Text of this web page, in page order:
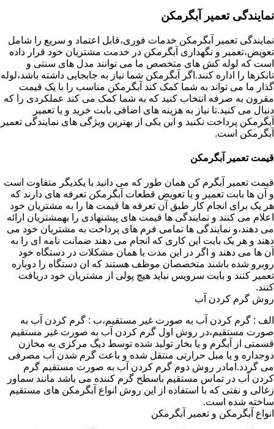
نمایندگی تعمیر آبگرمکن
نمایندگی تعمیر آبگرمکن خدمات فوری،قابل اعتماد و سریع را شامل
تعویض،تعمیر و نگهداری آبگرمکن در خدمت مشتریان خود قرار داده
است که لوله کش های متخصص ما می توانند مدل های سنتی و
تانکرها را اداره کنند.اگر آبگرمکن شما نیاز به جابجایی داشته باشد،لوله
گذار ما می تواند به شما کمک کند آبگرمکن مناسب را با یک قیمت
مقرون به صرفه انتخاب کنید که به شما کمک می کند عملکردی را که
دنبال می کنید.تا نیاز به هزینه های اضافی بابت خرید و یا تعمیر
آبگرمکن پرداخت نکنید و این یکی از بهترین ویژگی های نمایندگی تعمیر
آبگرمکن است.
قیمت تعمیر آبگرمکن
قیمت تعمیر آبگرم کن همان طور که می دانید با یکدیگر متفاوت است
و آن ها بابت تعمیر و یا تعویض قطعات آبگرمکن تعرفه های دارند که
هر یک برای انجام کار طبق آن تعرفه ها قیمت ها را به مشتریان خود
اعلام می کنند و نمایندگی ها قیمت های پیشنهادی را بهمشتریان ارائه
می دهند،و نمایندگی ها تمامی فرم های پرداخت به مشتریان خود می
دهند و هر یک بابت این کاری که انجام می دهند ضمانت نامه ای را به
آن ها می دهند و اگر در این مدت با همان مشکلات در دستگاه خود
روبرو شده باشند متخصصان موظف هستند که ان دستگاه را دوباره
تعمیر کنند و بابت سرویس نباید هیچ پولی از مشتریان خود دریافت
کنند.
روش گرم کردن آب
الف : گرم کردن آب به صورت غیر مستقیم،ب : گرم کردن آب به
صورت مستقیم،در روش اول گرم کردن آب به صورت غیر مستقیم
قسمتی از آبگرم و یا بخار تولید شده توسط دیگ مرکزی به مخازن
دوجداره و یا مبل حرارتی منتقل شده و باعث گرم شدن آب مصرفی
می گردد.امادر روش دوم گرم کردن آب به صورت مستقیم گرم
کردن آب در تماس مستقیم باسطح گرم کننده می باشد مانند سماور
زغالی و نفتی که با استفاده از این روش انواع آبگرمکن های مستقیم
ساخته شده است.
انواع آبگرمکن و تعمیر آبگرمکن